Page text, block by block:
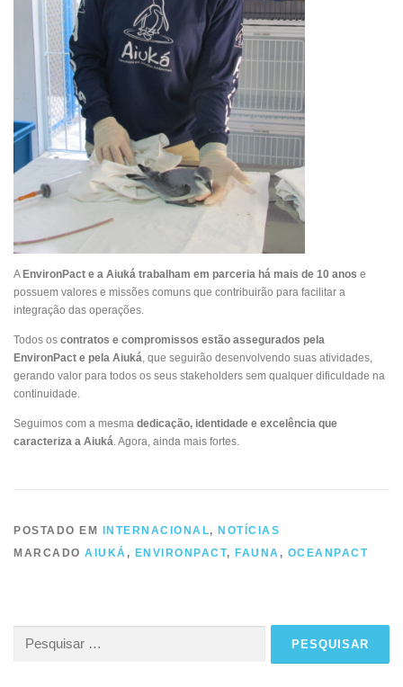
AEnvironPact e a Aiuká trabalham em parceria há mais de 10 anos e
possuem valores e missões comuns que contribuirão para facilitar a
integração das operações.
Todos os contratos e compromissos estão assegurados pela
EnvironPact e pela Aiuká , que seguirão desenvolvendo suas atividades,
gerando valor para todos os seus stakeholders sem qualquer dificuldade na
continuidade.
Seguimos com a mesma dedicação, identidade e excelência que
caracteriza a Aiuká. Agora, ainda mais fortes.
POSTADO EM INTERNACIONAL, NOTÍCIAS
MARCADO AIUKÁ , ENVIRONPACT, FAUNA , OCEANPACT
por: